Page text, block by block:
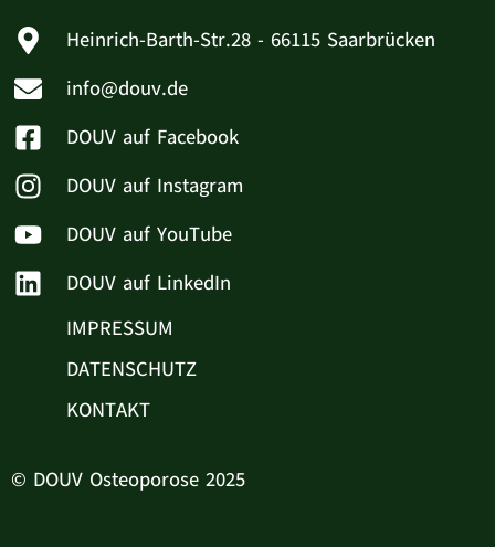
Heinrich-Barth-Str.28 - 66115 Saarbrücken
info@douv.de
DOUV auf Facebook
DOUV auf Instagram
DOUV auf YouTube
DOUV auf LinkedIn
IMPRESSUM
DATENSCHUTZ
KONTAKT
© DOUV Osteoporose 2025